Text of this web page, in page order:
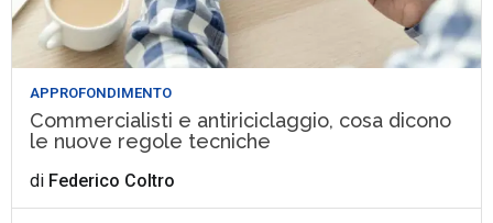
APPROFONDIMENTO
Commercialisti e antiriciclaggio, cosa dicono
le nuove regole tecniche
di Federico Coltro